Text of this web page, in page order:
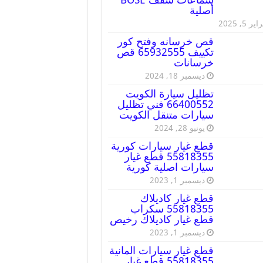
أصلية
5, 2025
قص خرسانه وفتح كور
تكييف 65932555 قص
خرسانات
ديسمبر 18, 2024
تظليل سيارة الكويت
66400552 فني تظليل
سيارات متنقل الكويت
يونيو 28, 2024
قطع غيار سيارات كورية
55818355 قطع غيار
سيارات اصلية كورية
ديسمبر 1, 2023
قطع غيار كاديلاك
55818355 سكراب
قطع غيار كاديلاك رخيص
ديسمبر 1, 2023
قطع غيار سيارات المانية